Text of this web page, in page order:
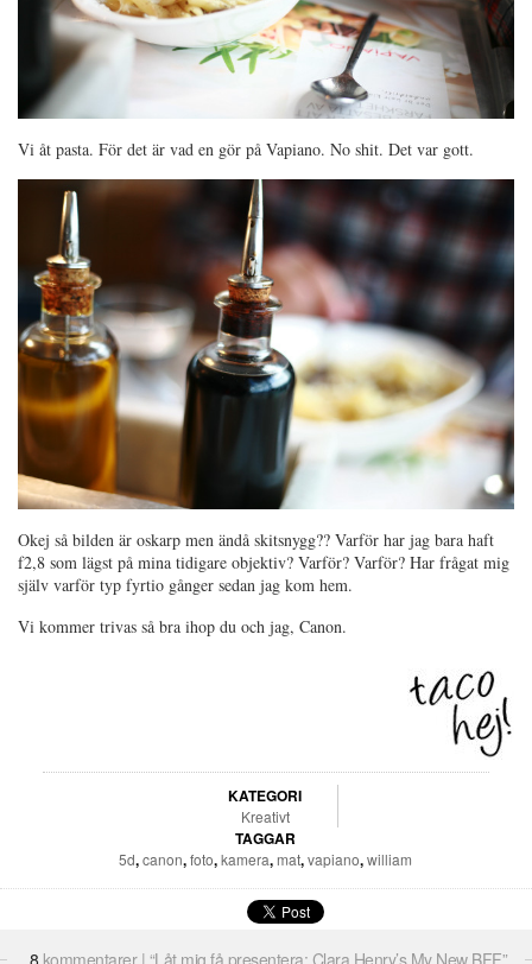
Vi åt pasta. För det är vad en gör på Vapiano. No shit. Det var gott.
Okej så bilden är oskarp men ändå skitsnygg?? Varför har jag bara haft
f2,8 som lägst på mina tidigare objektiv? Varför? Varför? Har frågat mig
själv varför typ fyrtio gånger sedan jag kom hem.
Vi kommer trivas så bra ihop du och jag, Canon.
KATEGORI
Kreativt
TAGGAR
5d,canon,foto,kamera,mat,vapiano,william